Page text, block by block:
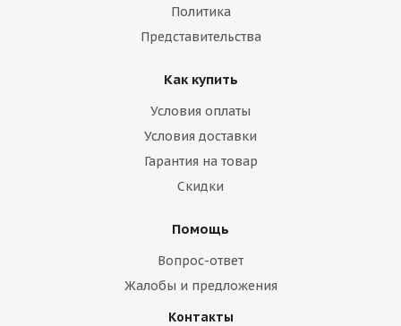
Политика
Представительства
Как купить
Условия оплаты
Условия доставки
Гарантия на товар
Скидки
Помощь
Вопрос-ответ
Жалобы и предложения
Контакты